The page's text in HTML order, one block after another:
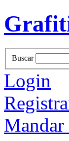
Buscar
Login